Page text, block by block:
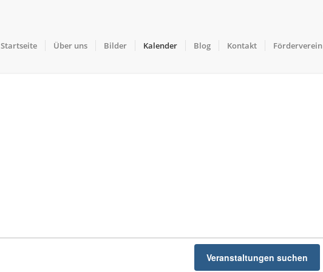
Startseite Über uns Bilder Kalender Blog Kontakt Förderverein
Veranstaltungen suchen